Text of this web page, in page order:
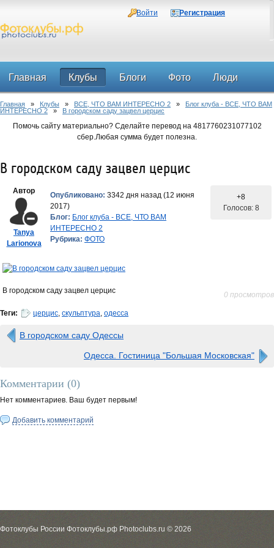
Войти Регистрация
Главная Клубы Блоги Фото Люди
Форум
Главная » Клубы » ВСЕ, ЧТО ВАМ ИНТЕРЕСНО 2 » Блог клуба - ВСЕ, ЧТО ВАМ
ИНТЕРЕСНО 2 » В городском саду зацвел церцис
Помочь сайту материально? Сделайте перевод на 4817760231077102
сбер.Любая сумма будет полезна.
В городском саду зацвел церцис
Автор
Tanya
Larionova
Опубликовано: 3342 дня назад (12 июня
2017)
Блог: Блог клуба - ВСЕ, ЧТО ВАМ
ИНТЕРЕСНО 2
Рубрика: ФОТО
+8
Голосов: 8
В городском саду зацвел церцис 0 просмотров
Теги: церцис, скульптура, одесса
В городском саду Одессы
Одесса. Гостиница "Большая Московская"
Комментарии (0)
Нет комментариев. Ваш будет первым!
Добавить комментарий
Фотоклубы России Фотоклубы.рф Photoclubs.ru © 2026